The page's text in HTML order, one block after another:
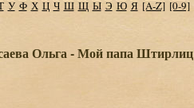
У Ф Х Ц Ч Ш Щ Ы Э Ю Я [A-Z] [0-9]
Ольга - Мой папа Штирлиц